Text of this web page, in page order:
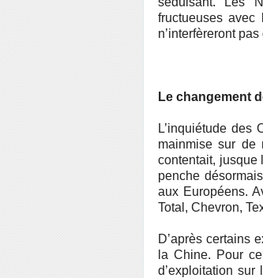
fructueuses
n’interfèreront
Le changement
L’inquiétude des
mainmise sur de
contentait, jusque
penche
aux Européens.
Total, Chevron,
D’après certains
la Chine. Pour
d’exploitation